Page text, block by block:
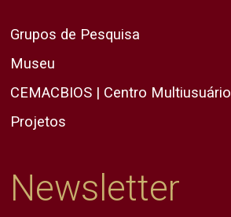
Grupos de Pesquisa
Museu
CEMACBIOS | Centro Multiusuário
Projetos
Newsletter